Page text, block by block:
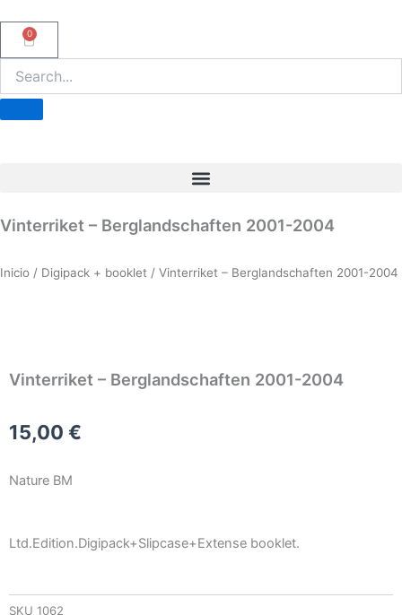
0
Carrito
Vinterriket – Berglandschaften 2001-2004
Inicio / Digipack + booklet / Vinterriket – Berglandschaften 2001-2004
Vinterriket – Berglandschaften 2001-2004
15,00 €
Nature BM
Ltd.Edition.Digipack+Slipcase+Extense booklet.
SKU 1062